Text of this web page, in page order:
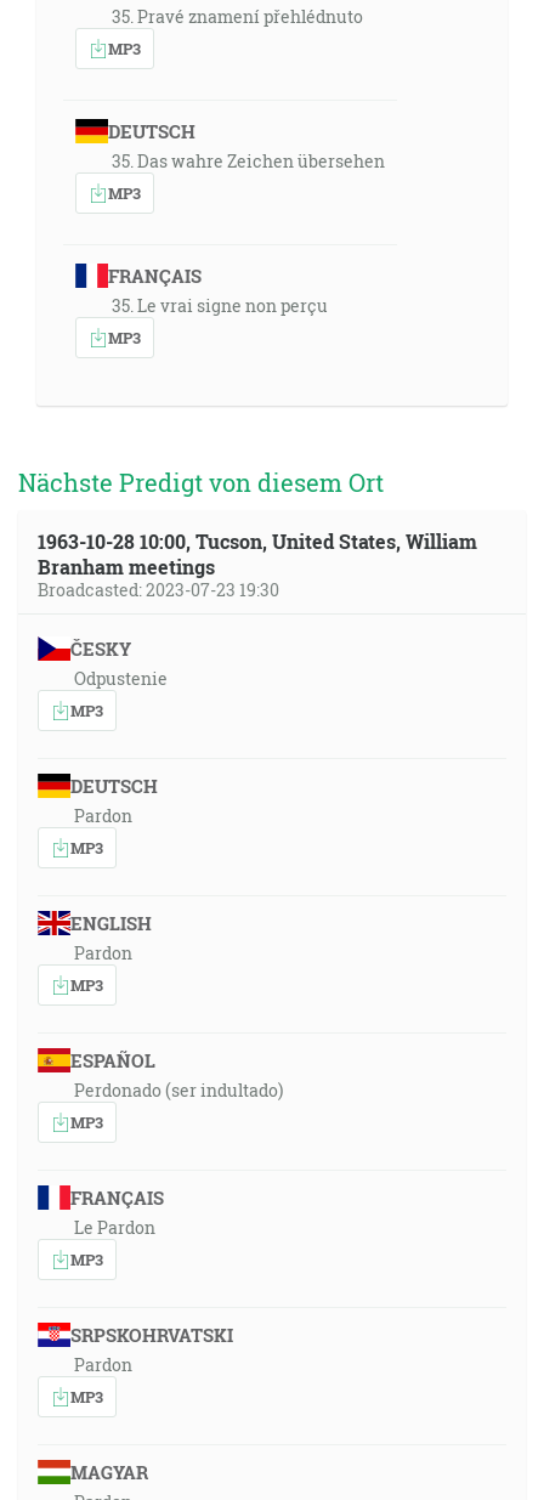
35. Pravé znamení přehlédnuto
MP3
DEUTSCH
35. Das wahre Zeichen übersehen
MP3
FRANÇAIS
35. Le vrai signe non perçu
MP3
Nächste Predigt von diesem Ort
1963-10-28 10:00, Tucson, United States, William
Branham meetings
Broadcasted: 2023-07-23 19:30
ČESKY
Odpustenie
MP3
DEUTSCH
Pardon
MP3
ENGLISH
Pardon
MP3
ESPAÑOL
Perdonado (ser indultado)
MP3
FRANÇAIS
Le Pardon
MP3
SRPSKOHRVATSKI
Pardon
MP3
MAGYAR